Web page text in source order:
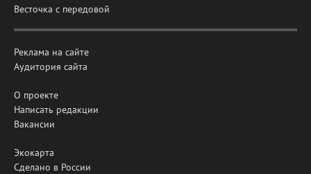
Весточка с передовой
Реклама на сайте
Аудитория сайта
О проекте
Написать редакции
Вакансии
Экокарта
Сделано в России